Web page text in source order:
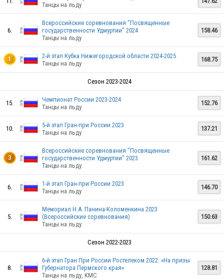
RUS
RUS
RUS
Танцы на льду
6.
Всероссийские соревнования "Посвященные
государственности Удмуртии" 2024
Танцы на льду
158.46
1
2-й этап Кубка Нижегородской области 2024-2025
Танцы на льду
168.75
Сезон 2023-2024
15.
Чемпионат России 2023-2024
Танцы на льду
152.76
10.
5-й этап Гран-при России 2023
Танцы на льду
137.21
3
Всероссийские соревнования "Посвященные
государственности Удмуртии" 2023
Танцы на льду
161.62
6.
1-й этап Гран-при России 2023
Танцы на льду
146.70
5.
Мемориал Н.А. Панина-Коломенкина 2023
(Всероссийские соревнования)
Танцы на льду
150.63
Сезон 2022-2023
8.
6-й этап Гран При России Ростелеком 2022: «На призы
Губернатора Пермского края»
Танцы на льду, КМС
128.81